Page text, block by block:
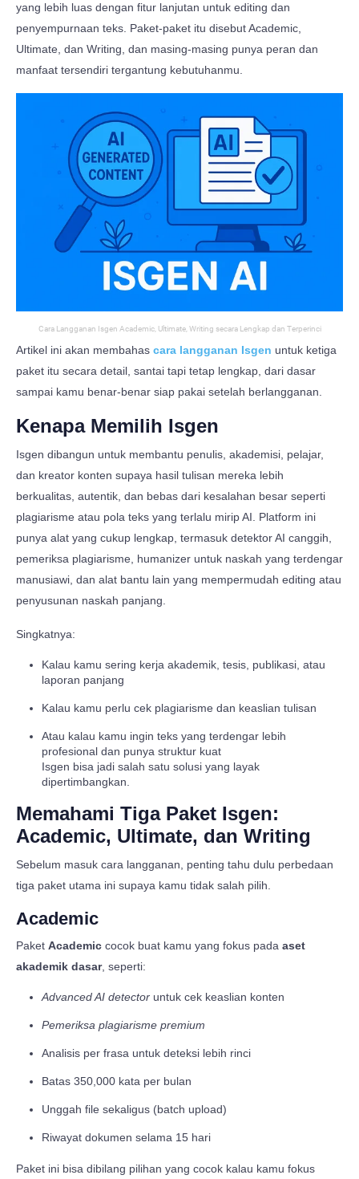
yang lebih luas dengan fitur lanjutan untuk editing dan
penyempurnaan teks. Paket-paket itu disebut Academic,
Ultimate, dan Writing, dan masing-masing punya peran dan
manfaat tersendiri tergantung kebutuhanmu.
Cara Langganan Isgen Academic, Ultimate, Writing secara Lengkap dan Terperinci
Artikel ini akan membahas cara langganan Isgen untuk ketiga
paket itu secara detail, santai tapi tetap lengkap, dari dasar
sampai kamu benar-benar siap pakai setelah berlangganan.
Kenapa Memilih Isgen
Isgen dibangun untuk membantu penulis, akademisi, pelajar,
dan kreator konten supaya hasil tulisan mereka lebih
berkualitas, autentik, dan bebas dari kesalahan besar seperti
plagiarisme atau pola teks yang terlalu mirip AI. Platform ini
punya alat yang cukup lengkap, termasuk detektor AI canggih,
pemeriksa plagiarisme, humanizer untuk naskah yang terdengar
manusiawi, dan alat bantu lain yang mempermudah editing atau
penyusunan naskah panjang.
Singkatnya:
Kalau kamu sering kerja akademik, tesis, publikasi, atau
laporan panjang
Kalau kamu perlu cek plagiarisme dan keaslian tulisan
Atau kalau kamu ingin teks yang terdengar lebih
profesional dan punya struktur kuat
Isgen bisa jadi salah satu solusi yang layak
dipertimbangkan.
Memahami Tiga Paket Isgen:
Academic, Ultimate, dan Writing
Sebelum masuk cara langganan, penting tahu dulu perbedaan
tiga paket utama ini supaya kamu tidak salah pilih.
Academic
Paket Academic cocok buat kamu yang fokus pada aset
akademik dasar, seperti:
Advanced AI detector untuk cek keaslian konten
Pemeriksa plagiarisme premium
Analisis per frasa untuk deteksi lebih rinci
Batas 350,000 kata per bulan
Unggah file sekaligus (batch upload)
Riwayat dokumen selama 15 hari
Paket ini bisa dibilang pilihan yang cocok kalau kamu fokus